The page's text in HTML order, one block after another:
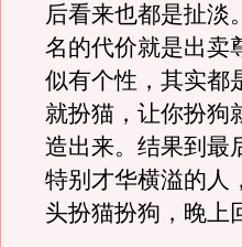
后看来也都是扯淡
名的代价就是出卖
似有个性，其实都
就扮猫，让你扮狗
造出来。结果到最
特别才华横溢的人
头扮猫扮狗，晚上